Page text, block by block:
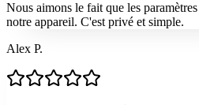
Nous aimons le fait que les
notre appareil. C'est privé et simple.
Alex P.